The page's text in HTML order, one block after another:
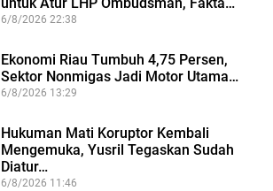
untuk Atur LHP Ombudsman, Fakta…
6/8/2026 22:38
Ekonomi Riau Tumbuh 4,75 Persen,
Sektor Nonmigas Jadi Motor Utama…
6/8/2026 13:29
Hukuman Mati Koruptor Kembali
Mengemuka, Yusril Tegaskan Sudah
Diatur…
6/8/2026 11:46